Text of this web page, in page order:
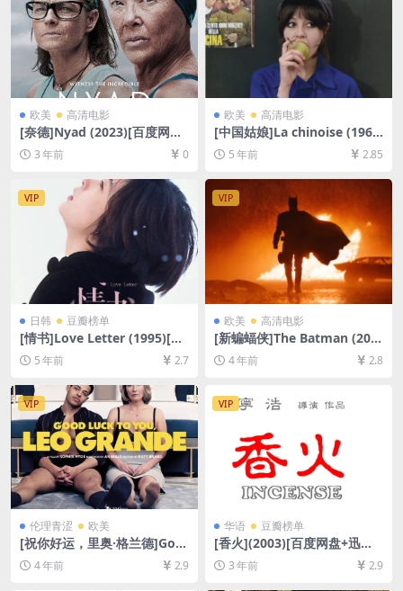
欧美 高清电影
[奈德]Nyad (2023)[百度网盘
+夸克网盘1080P超清未删减
资源][网盘在线播放/下载][MP
4/6GB][官方中字]
3 年前 0
欧美 高清电影
[中国姑娘]La chinoise (196
7)[百度网盘+迅雷云盘资源10
80P超清未删减][MP4/6.1GB]
[中文字幕]
5 年前 2.85
VIP
日韩 豆瓣榜单
[情书]Love Letter (1995)[百
度网盘+迅雷云盘资源1080P
超清未删减][MP4/7.3GB][日
5 年前 2.7
VIP
欧美 高清电影
[新蝙蝠侠]The Batman (202
2)[百度网盘+迅雷云盘资源10
80P超清未删减][MP4/11GB]
4 年前 2.8
VIP
伦理青涩 欧美
[祝你好运，里奥·格兰德]Goo
d Luck to You, Leo Grande
(2022)[百度网盘+迅雷云盘资
4 年前 2.9
VIP
华语 豆瓣榜单
[香火](2003)[百度网盘+迅雷
云盘资源DVD原盘高清未删减]
[MP4/6GB][中英字幕]
3 年前 2.9